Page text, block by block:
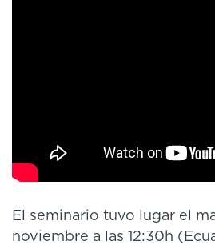
El seminario tuvo lugar el
noviembre a las 12:30h